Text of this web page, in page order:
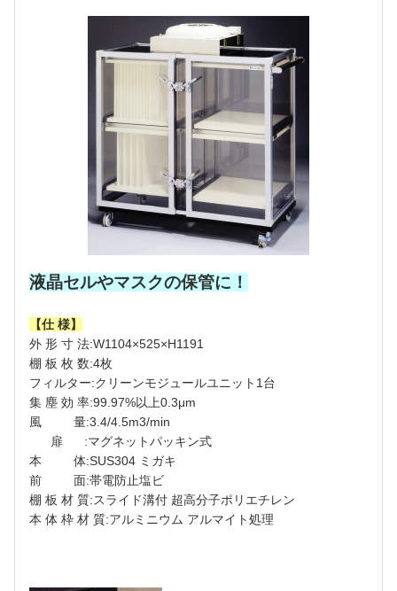
液晶セルやマスクの保管に！
【仕 様】
外 形 寸 法:W1104×525×H1191
棚 板 枚 数:4枚
フィルター:クリーンモジュールユニット1台
集 塵 効 率:99.97%以上0.3μm
風 量:3.4/4.5m3/min
扉 :マグネットパッキン式
本 体:SUS304 ミガキ
前 面:帯電防止塩ビ
棚 板 材 質:スライド溝付 超高分子ポリエチレン
本 体 枠 材 質:アルミニウム アルマイト処理